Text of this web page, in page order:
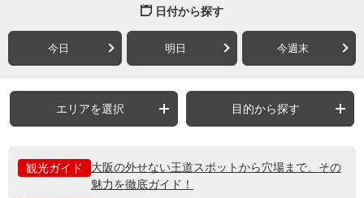
日付から探す
今日 明日 今週末
エリアを選択 目的から探す
観光ガイド
大阪の外せない王道スポットから穴場まで、その
魅力を徹底ガイド！